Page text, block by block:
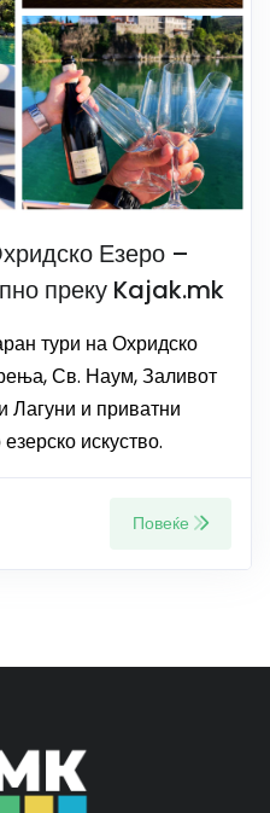
Езеро –
преку Kajak.mk
тури на Охридско
Св. Наум, Заливот
Лагуни и приватни
искуство.
Повеќе